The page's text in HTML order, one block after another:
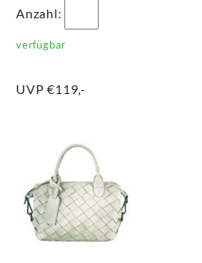
Anzahl:
verfügbar
UVP €119,-